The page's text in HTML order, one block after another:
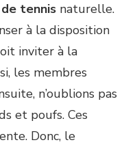
tennis naturelle.
à la disposition
inviter à la
les membres
n’oublions pas
et poufs. Ces
Donc, le